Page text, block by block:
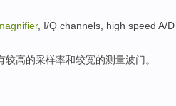
, I/Q channels, high speed A/D
较高的采样率和较宽的测量波门。